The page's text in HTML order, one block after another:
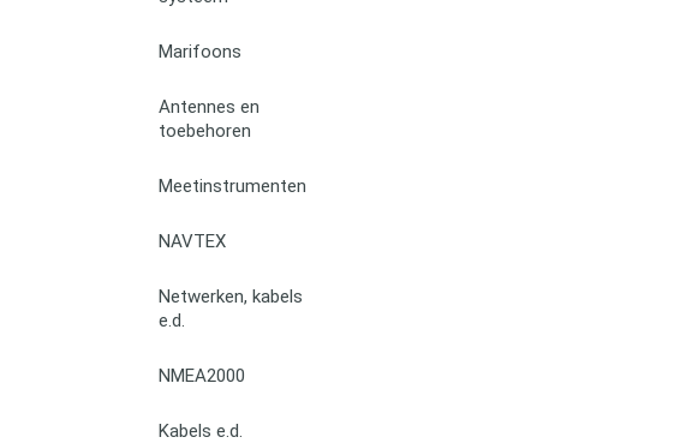
Marifoons
Antennes en
toebehoren
Meetinstrumenten
NAVTEX
Netwerken, kabels
e.d.
NMEA2000
Kabels e.d.